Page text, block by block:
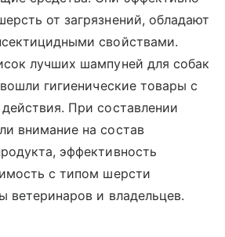
от загрязнений, обладают
свойствами.
лучших шампуней для собак
гигиенические товары с
При составлении
внимание на состав
эффективность
с типом шерсти
ветеринаров и владельцев.